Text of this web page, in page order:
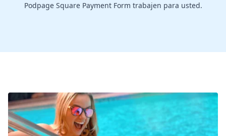
Podpage Square Payment Form trabajen para usted.